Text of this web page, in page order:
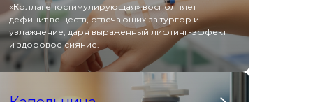
«Коллагеностимулирующая» восполняет
дефицит веществ, отвечающих за тургор и
увлажнение, даря выраженный лифтинг-эффект
и здоровое сияние.